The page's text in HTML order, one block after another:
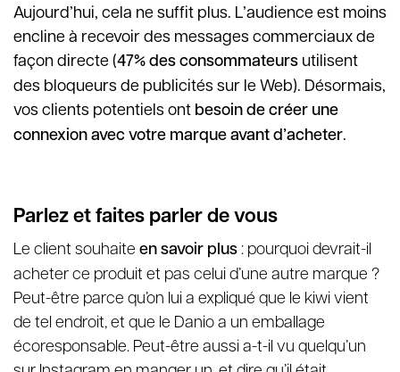
Aujourd’hui, cela ne suffit plus. L’audience est moins
encline à recevoir des messages commerciaux de
façon directe (47% des consommateurs utilisent
des bloqueurs de publicités sur le Web). Désormais,
vos clients potentiels ont besoin de créer une
connexion avec votre marque avant d’acheter.
Parlez et faites parler de vous
Le client souhaite en savoir plus : pourquoi devrait-il
acheter ce produit et pas celui d’une autre marque ?
Peut-être parce qu’on lui a expliqué que le kiwi vient
de tel endroit, et que le Danio a un emballage
écoresponsable. Peut-être aussi a-t-il vu quelqu’un